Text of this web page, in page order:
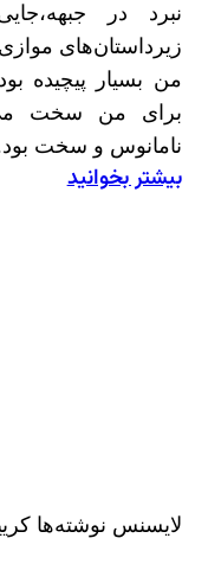
نبرد در
زیرداستان‌های
من بسیار پیچیده
برای من سخت
نامانوس و سخت
بیشتر بخوانید
:
لایسنس نوشته‌ها